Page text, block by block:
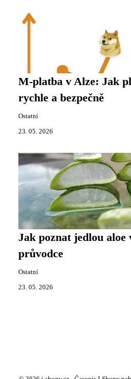
M-platba v Alze: Jak
rychle a bezpečně
Ostatní
23. 05. 2026
Jak poznat jedlou
průvodce
Ostatní
23. 05. 2026